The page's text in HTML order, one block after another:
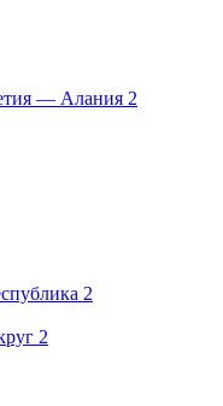
— Алания 2
2
2